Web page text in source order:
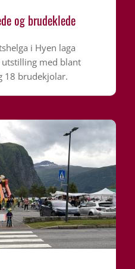
og brudeklede
i Hyen laga
med blant
18 brudekjolar.